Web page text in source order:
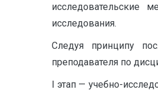
исследовательские
исследования.
Следуя принципу
преподавателя по
этап — учебно-